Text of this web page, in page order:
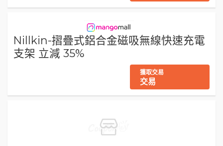
Nillkin-摺疊式鋁合金磁吸無線快速充電
支架 立減 35%
獲取交易
交易